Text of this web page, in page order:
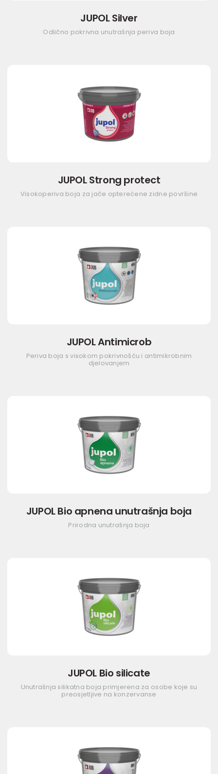
JUPOL Silver
Odlično pokrivna unutrašnja periva boja
JUPOL Strong protect
Visokoperiva boja za jače opterećene zidne površine
JUPOL Antimicrob
Periva boja s visokom pokrivnošću i antimikrobnim
djelovanjem
JUPOL Bio apnena unutrašnja boja
Prirodna unutrašnja boja
JUPOL Bio silicate
Unutrašnja silikatna boja primjerena za osobe koje su
preosjetljive na konzervanse